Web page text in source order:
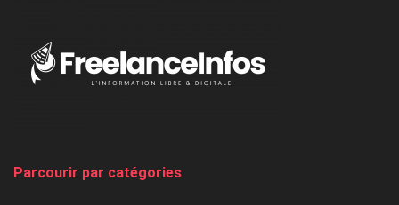
Nigeria,
Parcourir par catégories